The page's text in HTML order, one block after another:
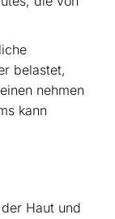
belastet,
nehmen
kann
Haut und